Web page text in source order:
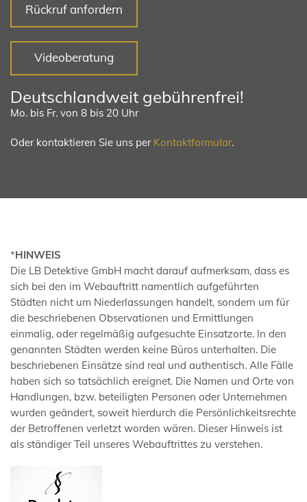
Rückruf anfordern
Videoberatung
Deutschlandweit gebührenfrei!
Mo. bis Fr. von 8 bis 20 Uhr
Oder kontaktieren Sie uns per Kontaktformular.
*HINWEIS
Die LB Detektive GmbH macht darauf aufmerksam, dass es
sich bei den im Webauftritt namentlich aufgeführten
Städten nicht um Niederlassungen handelt, sondern um für
die beschriebenen Observationen und Ermittlungen
einmalig, oder regelmäßig aufgesuchte Einsatzorte. In den
genannten Städten werden keine Büros unterhalten. Die
beschriebenen Einsätze sind real und authentisch. Alle Fälle
haben sich so tatsächlich ereignet. Die Namen und Orte von
Handlungen, bzw. beteiligten Personen oder Unternehmen
wurden geändert, soweit hierdurch die Persönlichkeitsrechte
der Betroffenen verletzt worden wären. Dieser Hinweis ist
als ständiger Teil unseres Webauftrittes zu verstehen.